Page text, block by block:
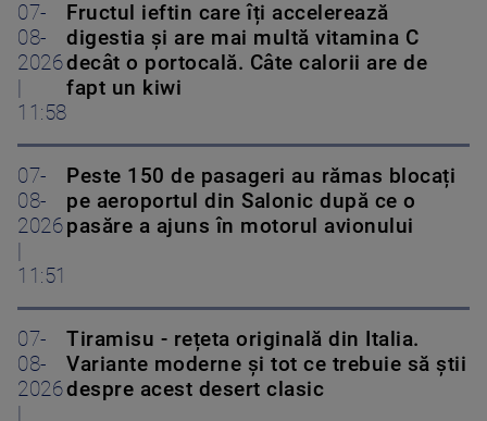
07-
08-
2026
11:58
Fructul ieftin care îți accelerează
digestia și are mai multă vitamina C
decât o portocală. Câte calorii are de
fapt un kiwi
07-
08-
2026
11:51
Peste 150 de pasageri au rămas blocați
pe aeroportul din Salonic după ce o
pasăre a ajuns în motorul avionului
07-
08-
2026
Tiramisu - rețeta originală din Italia.
Variante moderne și tot ce trebuie să știi
despre acest desert clasic